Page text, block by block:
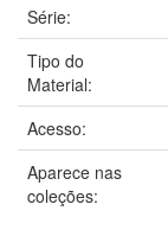
Série:
Tipo do
Material:
Acesso:
Aparece nas
coleções: